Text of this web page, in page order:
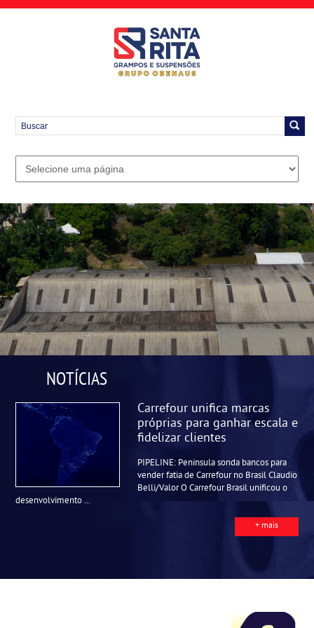
NOTÍCIAS
Carrefour unifica marcas
próprias para ganhar escala e
fidelizar clientes
PIPELINE: Península sonda bancos para
vender fatia de Carrefour no Brasil Claudio
Belli/Valor O Carrefour Brasil unificou o
desenvolvimento ...
+ mais